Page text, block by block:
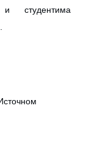
студентима